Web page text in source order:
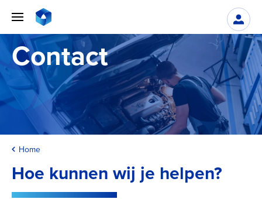
Contact
Home
Hoe kunnen wij je helpen?